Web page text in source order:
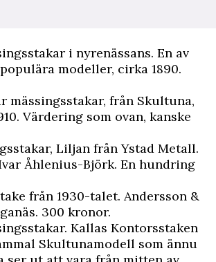
i nyrenässans. En av
modeller, cirka 1890.
mässingsstakar, från Skultuna,
Värdering som ovan, kanske
Liljan från Ystad Metall.
Åhlenius-Björk. En hundring
från 1930-talet. Andersson &
300 kronor.
Kallas Kontorsstaken
Skultunamodell som ännu